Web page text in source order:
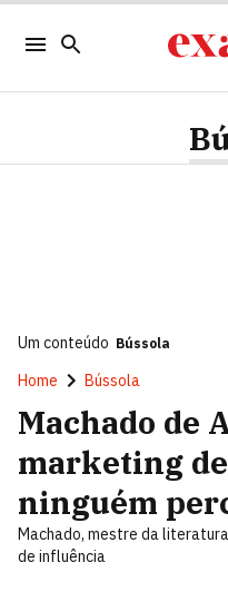
Um conteúdo Bússola
Home Bússola
Machado de
marketing
ninguém
Machado, mestre da
de influência